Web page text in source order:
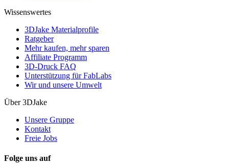
Wissenswertes
3DJake Materialprofile
Ratgeber
Mehr kaufen, mehr sparen
Affiliate Programm
3D-Druck FAQ
Unterstützung für FabLabs
Wir und unsere Umwelt
Über 3DJake
Unsere Gruppe
Kontakt
Freie Jobs
Folge uns auf